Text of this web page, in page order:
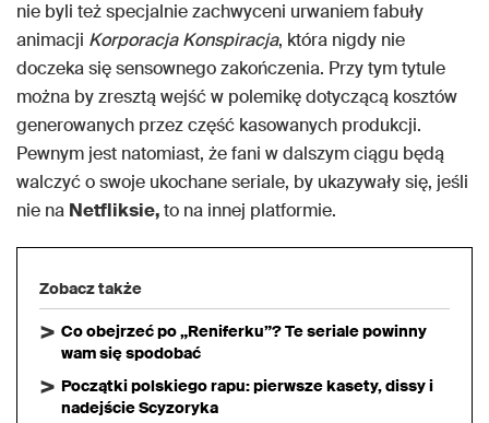
nie byli też specjalnie zachwyceni urwaniem fabuły
animacji Korporacja Konspiracja, która nigdy nie
doczeka się sensownego zakończenia. Przy tym tytule
można by zresztą wejść w polemikę dotyczącą kosztów
generowanych przez część kasowanych produkcji.
Pewnym jest natomiast, że fani w dalszym ciągu będą
walczyć o swoje ukochane seriale, by ukazywały się, jeśli
nie na Netfliksie,to na innej platformie.
Zobacz także
Co obejrzeć po „Reniferku”? Te seriale powinny
wam się spodobać
Początki polskiego rapu: pierwsze kasety, dissy i
nadejście Scyzoryka